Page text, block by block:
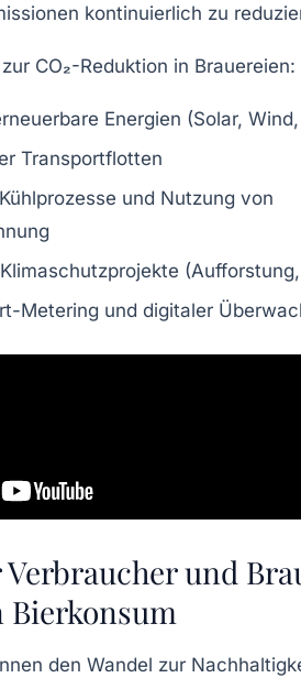
kontinuierlich zu
CO₂-Reduktion in Brauereien:
Energien (Solar,
Transportflotten
und Nutzung von
Metering und digitaler
Verbraucher und
den Wandel zur